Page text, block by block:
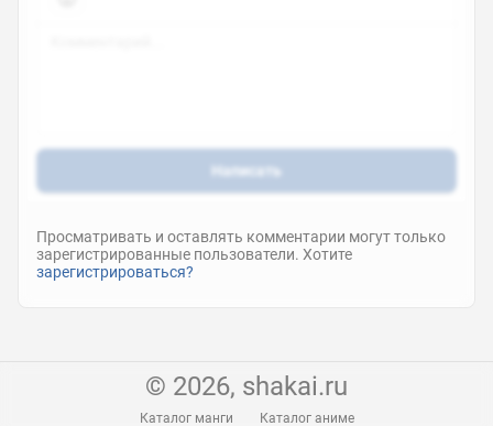
Написать
Просматривать и оставлять комментарии могут только
зарегистрированные пользователи. Хотите
зарегистрироваться?
© 2026, shakai.ru
Каталог манги Каталог аниме